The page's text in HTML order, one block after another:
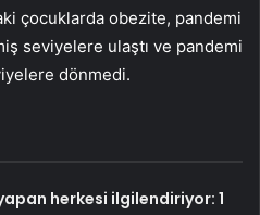
çocuklarda obezite, pandemi
seviyelere ulaştı ve pandemi
dönmedi.
herkesi ilgilendiriyor: 1